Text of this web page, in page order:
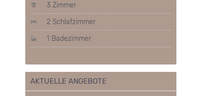
3 Zimmer
2 Schlafzimmer
1 Badezimmer
AKTUELLE ANGEBOTE